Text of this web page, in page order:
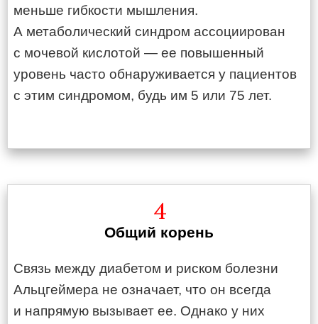
меньше гибкости мышления.
А метаболический синдром ассоциирован
с мочевой кислотой — ее повышенный
уровень часто обнаруживается у пациентов
с этим синдромом, будь им 5 или 75 лет.
4
Общий корень
Связь между диабетом и риском болезни
Альцгеймера не означает, что он всегда
и напрямую вызывает ее. Однако у них